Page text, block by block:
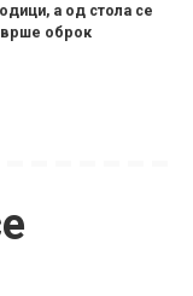
а од стола се
оброк